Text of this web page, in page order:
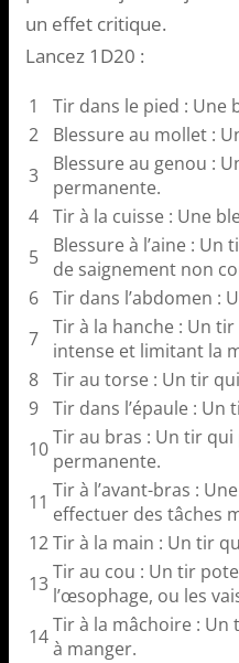
un effet critique.
Lancez 1D20 :
1
Tir dans le pied : Une
2
Blessure au mollet :
3
Blessure au genou :
permanente.
4 Tir à la cuisse : Une
5
Blessure à l’aine :
de saignement non
6 Tir dans l’abdomen :
7 Tir à la hanche : Un
intense et limitant la
8 Tir au torse : Un tir
9 Tir dans l’épaule :
10Tir au bras : Un tir
permanente.
11 Tir à l’avant-bras :
effectuer des tâches
12Tir à la main : Un tir
13Tir au cou : Un tir
l’œsophage, ou les
14Tir à la mâchoire :
à manger.